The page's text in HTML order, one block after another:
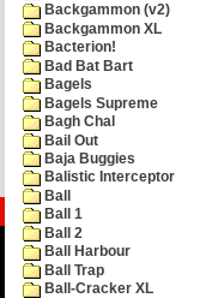
Backgammon (v2)
Backgammon XL
Bacterion!
Bad Bat Bart
Bagels
Bagels Supreme
Bagh Chal
Bail Out
Baja Buggies
Balistic Interceptor
Ball
Ball 1
Ball 2
Ball Harbour
Ball Trap
Ball-Cracker XL